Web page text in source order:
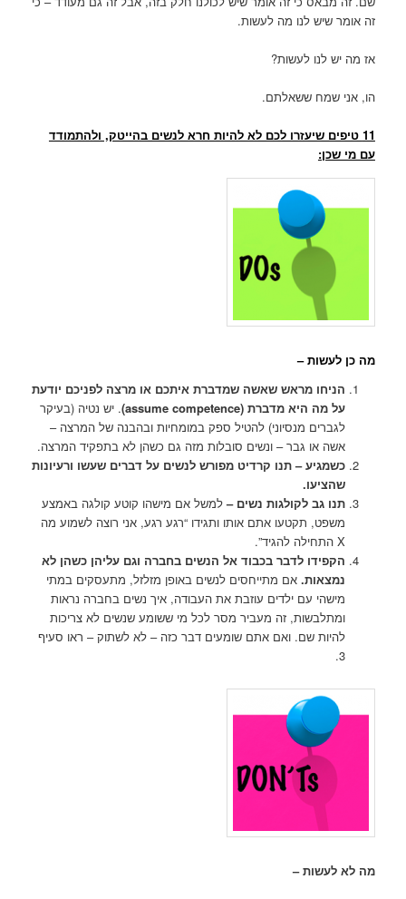
זה אומר שיש לנו מה לעשות.
אז מה יש לנו לעשות?
הו, אני שמח ששאלתם.
11 טיפים שיעזרו לכם לא להיות חרא לנשים בהייטק, ולהתמודד
עם מי שכן:
מה כן לעשות –
הניחו מראש שאשה שמדברת איתכם או מרצה לפניכם יודעת
על מה היא מדברת (assume competence)
. יש נטיה (בעיקר
לגברים מנסיוני) להטיל ספק במומחיות ובהבנה של המרצה –
אשה או גבר – ונשים סובלות מזה גם כשהן לא בתפקיד המרצה.
כשמגיע – תנו קרדיט מפורש לנשים על דברים שעשו ורעיונות
שהציעו.
תנו גב לקולגות נשים –למשל אם מישהו קוטע קולגה באמצע
משפט, תקטעו אתם אותו ותגידו “רגע רגע, אני רוצה לשמוע מה
X התחילה להגיד”.
הקפידו לדבר בכבוד אל הנשים בחברה וגם עליהן כשהן לא
נמצאות.אם מתייחסים לנשים באופן מזלזל, מתעסקים במתי
מישהי עם ילדים עוזבת את העבודה, איך נשים בחברה נראות
ומתלבשות, זה מעביר מסר לכל מי ששומע שנשים לא צריכות
להיות שם. ואם אתם שומעים דבר כזה – לא לשתוק – ראו סעיף
3.
מה לא לעשות –